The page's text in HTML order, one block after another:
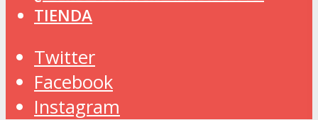
TIENDA
Twitter
Facebook
Instagram